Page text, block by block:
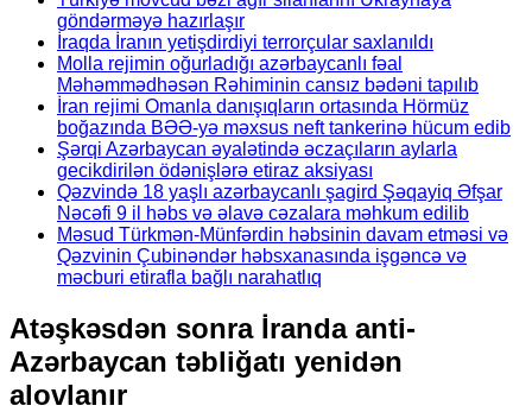
göndərməyə hazırlaşır
İraqda İranın yetişdirdiyi terrorçular saxlanıldı
Molla rejimin oğurladığı azərbaycanlı fəal
Məhəmmədhəsən Rəhiminin cansız bədəni tapılıb
İran rejimi Omanla danışıqların ortasında Hörmüz
boğazında BƏƏ-yə məxsus neft tankerinə hücum edib
Şərqi Azərbaycan əyalətində əczaçıların aylarla
gecikdirilən ödənişlərə etiraz aksiyası
Qəzvində 18 yaşlı azərbaycanlı şagird Şəqayiq Əfşar
Nəcəfi 9 il həbs və əlavə cəzalara məhkum edilib
Məsud Türkmən-Münfərdin həbsinin davam etməsi və
Qəzvinin Çubinəndər həbsxanasında işgəncə və
məcburi etirafla bağlı narahatlıq
Atəşkəsdən sonra İranda anti-
Azərbaycan təbliğatı yenidən
alovlanır